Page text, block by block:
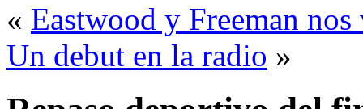
« Eastwood y Freeman
Un debut en la radio »